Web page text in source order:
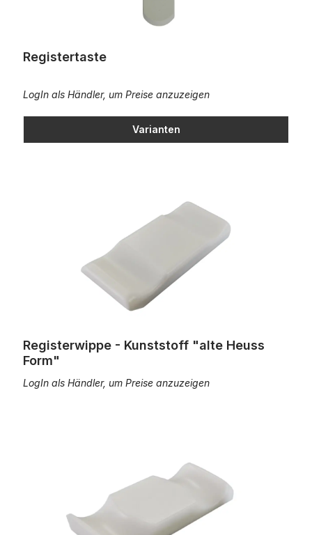
Registertaste
LogIn als Händler, um Preise anzuzeigen
Varianten
Registerwippe - Kunststoff "alte Heuss
Form"
LogIn als Händler, um Preise anzuzeigen